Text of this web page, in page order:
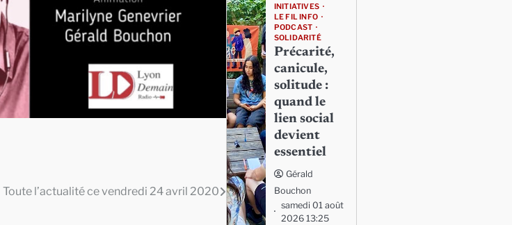
Toute l’actualité ce vendredi 24 avril 2020
INITIATIVES
LE FIL INFO
PODCAST
SOLIDARITÉ
Précarité,
canicule,
solitude :
quand le
lien social
devient
essentiel
Gérald
Bouchon
samedi 01 août
2026 13:25